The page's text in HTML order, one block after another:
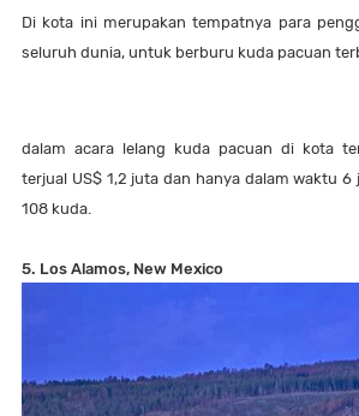
Di kota ini merupakan tempatnya para
seluruh dunia, untuk berburu kuda pacuan
dalam acara lelang kuda pacuan di kota
terjual US$ 1,2 juta dan hanya dalam waktu 6
108 kuda.
5. Los Alamos, New Mexico